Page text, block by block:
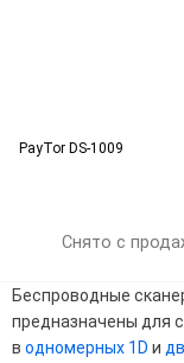
PayTor DS-1009
Снято с
Беспроводные
предназначены для
в одномерных 1D и